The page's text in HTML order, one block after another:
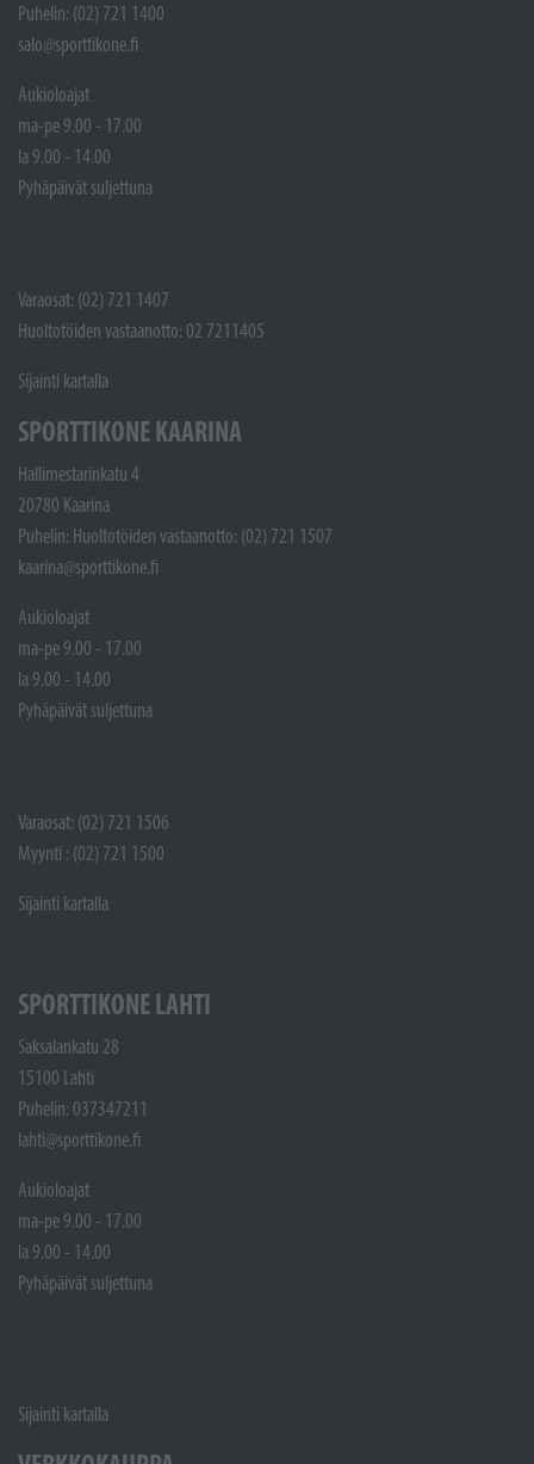
Puhelin: (02) 721 1400
salo@sporttikone.fi
Aukioloajat
ma-pe 9.00 - 17.00
la 9.00 - 14.00
Pyhäpäivät suljettuna
Varaosat: (02) 721 1407
Huoltotöiden vastaanotto: 02 7211405
Sijainti kartalla
SPORTTIKONE KAARINA
Hallimestarinkatu 4
20780 Kaarina
Puhelin: Huoltotöiden vastaanotto: (02) 721 1507
kaarina@sporttikone.fi
Aukioloajat
ma-pe 9.00 - 17.00
la 9.00 - 14.00
Pyhäpäivät suljettuna
Varaosat: (02) 721 1506
Myynti : (02) 721 1500
Sijainti kartalla
SPORTTIKONE LAHTI
Saksalankatu 28
15100 Lahti
Puhelin: 037347211
lahti@sporttikone.fi
Aukioloajat
ma-pe 9.00 - 17.00
la 9.00 - 14.00
Pyhäpäivät suljettuna
Sijainti kartalla